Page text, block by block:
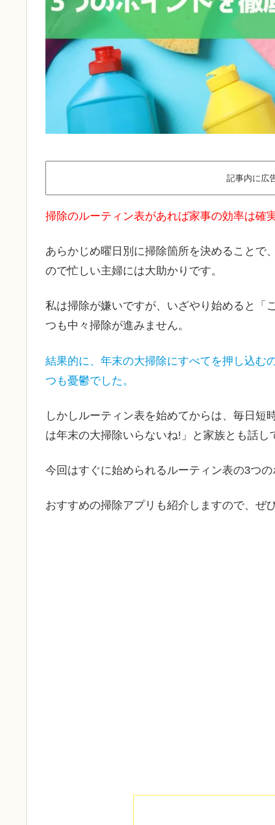
記事内に広
掃除のルーティン表があれば家事の効率は確
あらかじめ曜日別に掃除箇所を決めることで
ので忙しい主婦には大助かりです。
私は掃除が嫌いですが、いざやり始めると「
つも中々掃除が進みません。
結果的に、年末の大掃除にすべてを押し込む
つも憂鬱でした。
しかしルーティン表を始めてからは、毎日
は年末の大掃除いらないね!」と家族とも話し
今回はすぐに始められるルーティン表の3つ
おすすめの掃除アプリも紹介しますので、ぜ